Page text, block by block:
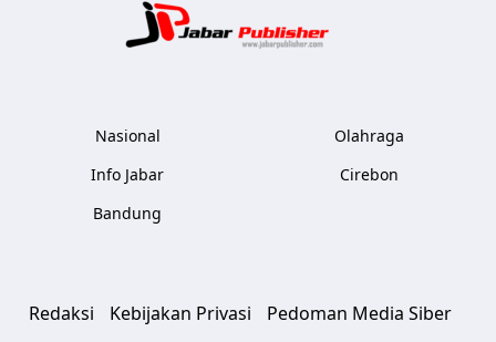
Nasional
Info Jabar
Bandung
Olahraga
Cirebon
Redaksi Kebijakan Privasi
Pedoman Media Siber